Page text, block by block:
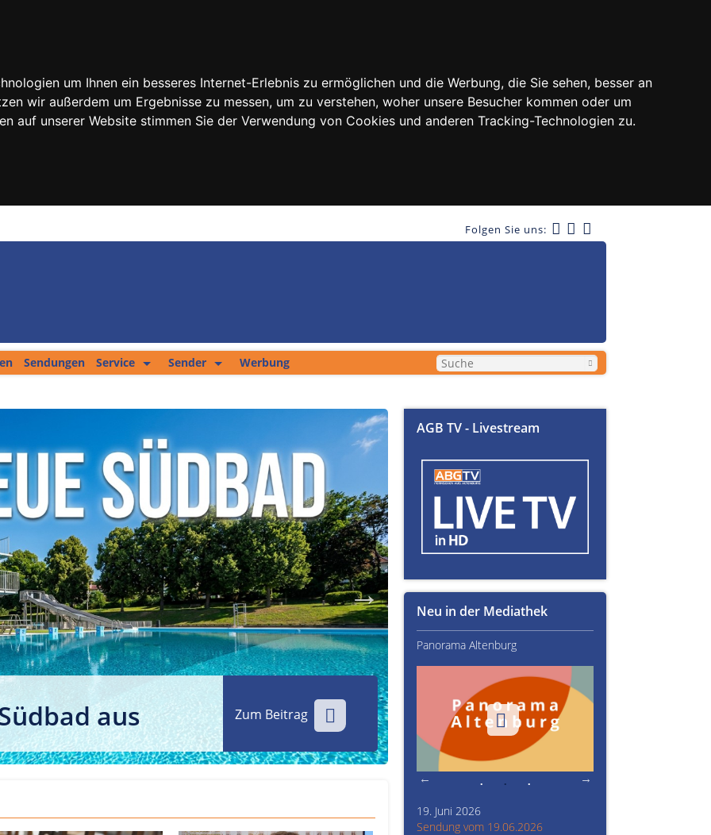
um Ihnen ein besseres Internet-Erlebnis zu ermöglichen und die Werbung, die Sie sehen, besser an
wir außerdem um Ergebnisse zu messen, um zu verstehen, woher unsere Besucher kommen oder um
auf unserer Website stimmen Sie der Verwendung von Cookies und anderen Tracking-Technologien zu.
Folgen Sie uns:
Sendungen
Service
Fitness Tipp
Filmproduktion
Private Kleinanzeigen
Sender
Unser Team
Werbung
aus Zum Beitrag Über Text-Fails,
den Prinzenraub
AGB TV - Livestream
Neu in der Mediathek
Kultur im Altenburger Land Thüringen.TV Panorama Altenburg
19. Juni 2026
Sendung vom 19.06.2026